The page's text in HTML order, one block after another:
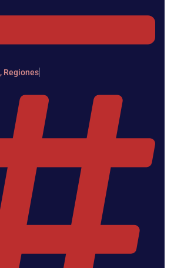
, Regiones